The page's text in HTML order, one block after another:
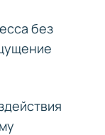
без